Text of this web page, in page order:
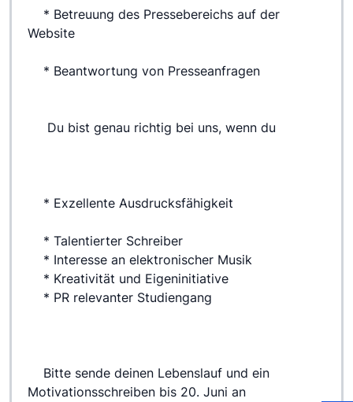
Website
* Beantwortung von Presseanfragen
Du bist genau richtig bei uns, wenn du
* Exzellente Ausdrucksfähigkeit
* Talentierter Schreiber
* Interesse an elektronischer Musik
* Kreativität und Eigeninitiative
* PR relevanter Studiengang
Motivationsschreiben bis 20. Juni an